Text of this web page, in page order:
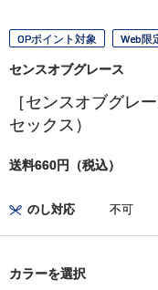
OPポイント対象 Web限
センスオブグレース
［センスオブグレ
セックス）
送料660円（税込）
のし対応 不可
カラーを選択